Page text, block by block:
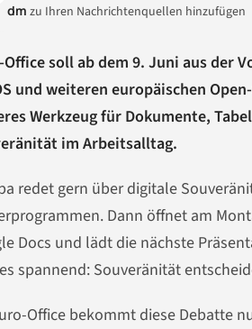
dm zu Ihren Nachrichtenquellen hinzufügen
Office soll ab dem 9. Juni aus der
und weiteren europäischen
Werkzeug für Dokumente,
im Arbeitsalltag.
redet gern über digitale
Dann öffnet am
Docs und lädt die nächste
spannend: Souveränität
Office bekommt diese Debatte